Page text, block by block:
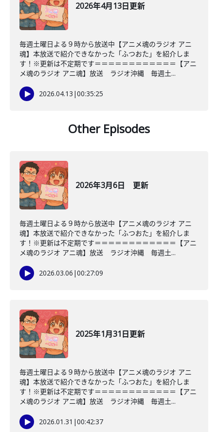
2026年4月13日更新
毎週土曜日よる９時から放送中【アニメ魂のラジオ アニ
魂】本放送で紹介できなかった「ふつおた」を紹介しま
す！※更新は不定期です＝＝＝＝＝＝＝＝＝＝＝＝【アニ
メ魂のラジオ アニ魂】放送 ラジオ沖縄 毎週土...
2026.04.13 |00:35:25
Other Episodes
2026年3月6日 更新
毎週土曜日よる９時から放送中【アニメ魂のラジオ アニ
魂】本放送で紹介できなかった「ふつおた」を紹介しま
す！※更新は不定期です＝＝＝＝＝＝＝＝＝＝＝＝【アニ
メ魂のラジオ アニ魂】放送 ラジオ沖縄 毎週土...
2026.03.06 |00:27:09
2025年1月31日更新
毎週土曜日よる９時から放送中【アニメ魂のラジオ アニ
魂】本放送で紹介できなかった「ふつおた」を紹介しま
す！※更新は不定期です＝＝＝＝＝＝＝＝＝＝＝＝【アニ
メ魂のラジオ アニ魂】放送 ラジオ沖縄 毎週土...
2026.01.31 |00:42:37